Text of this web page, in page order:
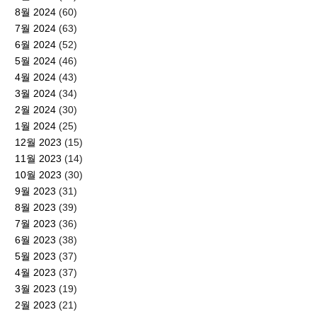
8월 2024 (60)
7월 2024 (63)
6월 2024 (52)
5월 2024 (46)
4월 2024 (43)
3월 2024 (34)
2월 2024 (30)
1월 2024 (25)
12월 2023 (15)
11월 2023 (14)
10월 2023 (30)
9월 2023 (31)
8월 2023 (39)
7월 2023 (36)
6월 2023 (38)
5월 2023 (37)
4월 2023 (37)
3월 2023 (19)
2월 2023 (21)